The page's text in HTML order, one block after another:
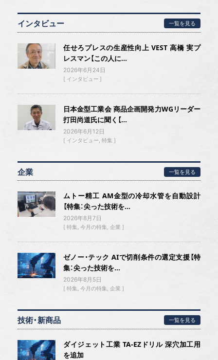
インタビュー 一覧を見る
任せろプレスの生産性向上 VEST 高橋 実プ
レスマン【この人に...
2026年6月24日
インタビュー
日本金型工業会 商品企画開発力WGリーダー
打田尚道氏に聞く【...
2026年6月12日
インタビュー 特集
企業 一覧を見る
ムトー精工 AM金型の冷却水管を自動設計
【特集：尖った技術を...
2026年8月7日
特集 今月の特集 企業
ゼノー・テック AIで切削条件の選定支援【特
集：尖った技術を...
2026年8月5日
特集 今月の特集 企業
技術・新商品 一覧を見る
ダイジェット工業 TA-EZドリル 深穴加工用
を追加